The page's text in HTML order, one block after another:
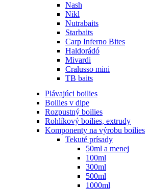
Nash
Nikl
Nutrabaits
Starbaits
Carp Inferno Bites
Haldorádó
Mivardi
Cralusso mini
TB baits
Plávajúci boilies
Boilies v dipe
Rozpustný boilies
Rohlíkový boilies, extrudy
Komponenty na výrobu boilies
Tekuté prísady
50ml a menej
100ml
300ml
500ml
1000ml